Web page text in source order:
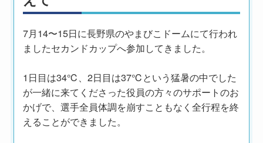
7月14〜15日に長野県のやまびこドームにて行われ
ましたセカンドカップへ参加してきました。
1日目は34℃、2日目は37℃という猛暑の中でした
が一緒に来てくださった役員の方々のサポートのお
かげで、選手全員体調を崩すこともなく全行程を終
えることができました。